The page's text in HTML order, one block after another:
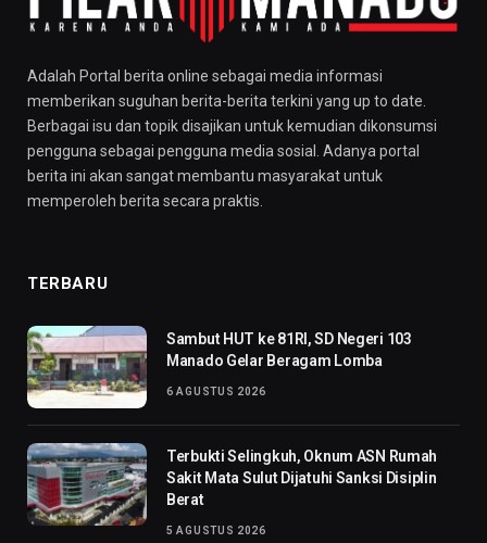
Adalah Portal berita online sebagai media informasi
memberikan suguhan berita-berita terkini yang up to date.
Berbagai isu dan topik disajikan untuk kemudian dikonsumsi
pengguna sebagai pengguna media sosial. Adanya portal
berita ini akan sangat membantu masyarakat untuk
memperoleh berita secara praktis.
TERBARU
Sambut HUT ke 81RI, SD Negeri 103
Manado Gelar Beragam Lomba
6 AGUSTUS 2026
Terbukti Selingkuh, Oknum ASN Rumah
Sakit Mata Sulut Dijatuhi Sanksi Disiplin
Berat
5 AGUSTUS 2026